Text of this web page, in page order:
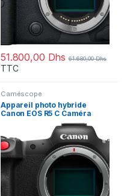
51.800,00 Dhs 61.680,00Dhs
TTC
Caméscope
Appareil photo hybride
Canon EOS R5 C Caméra
Cinema EOS boîtier nu
(5077C003AA)